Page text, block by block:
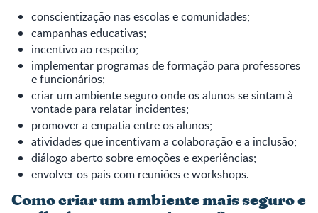
conscientização nas escolas e comunidades;
campanhas educativas;
incentivo ao respeito;
implementar programas de formação para professores
e funcionários;
criar um ambiente seguro onde os alunos se sintam à
vontade para relatar incidentes;
promover a empatia entre os alunos;
atividades que incentivam a colaboração e a inclusão;
diálogo abertosobre emoções e experiências;
envolver os pais com reuniões e workshops.
Como criar um ambiente mais seguro e